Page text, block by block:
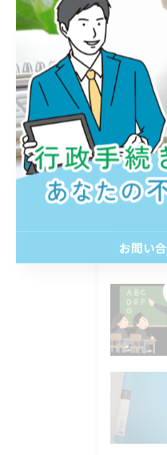
全ての
遺言書
障害福
建設業許
許認可
在留資格
最近
お問い
お問い